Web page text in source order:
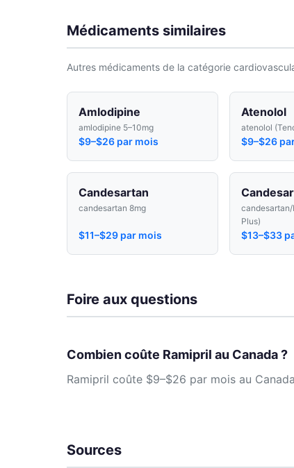
Médicaments similaires
Autres médicaments de la catégorie
Amlodipine
amlodipine 5–10mg
$9–$26 par mois
Atenolol
atenolol
$9–$26
Candesartan
candesartan 8mg
$11–$29 par mois
Plus)
$13–$33
Foire aux questions
Combien coûte Ramipril au Canada ?
Ramipril coûte $9–$26 par mois au
Sources